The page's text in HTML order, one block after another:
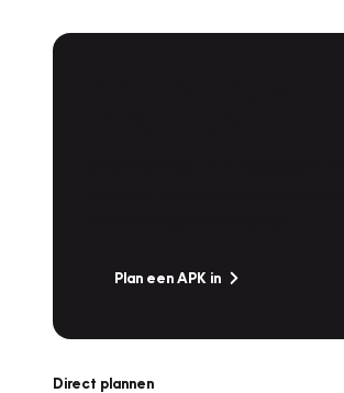
Plan een APK in
Direct plannen